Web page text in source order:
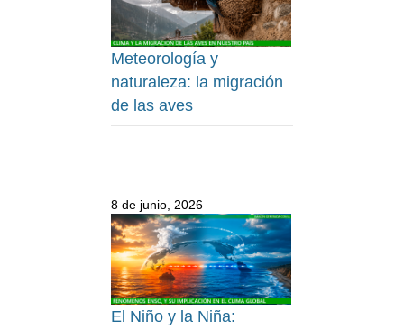
Meteorología y
naturaleza: la migración
de las aves
8 de junio, 2026
El Niño y la Niña: